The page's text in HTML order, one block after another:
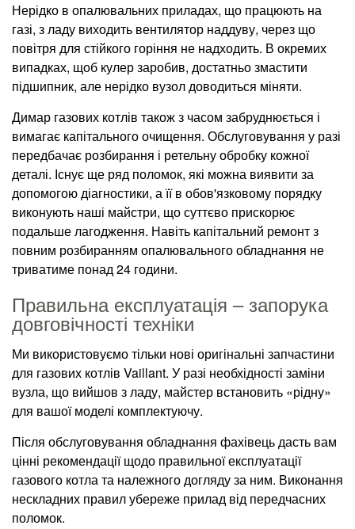
Нерідко в опалювальних приладах, що працюють на
газі, з ладу виходить вентилятор наддуву, через що
повітря для стійкого горіння не надходить. В окремих
випадках, щоб кулер заробив, достатньо змастити
підшипник, але нерідко вузол доводиться міняти.
Димар газових котлів також з часом забруднюється і
вимагає капітального очищення. Обслуговування у разі
передбачає розбирання і ретельну обробку кожної
деталі. Існує ще ряд поломок, які можна виявити за
допомогою діагностики, а її в обов'язковому порядку
виконують наші майстри, що суттєво прискорює
подальше лагодження. Навіть капітальний ремонт з
повним розбиранням опалювального обладнання не
триватиме понад 24 години.
Правильна експлуатація – запорука
довговічності техніки
Ми використовуємо тільки нові оригінальні запчастини
для газових котлів Vaillant. У разі необхідності заміни
вузла, що вийшов з ладу, майстер встановить «рідну»
для вашої моделі комплектуючу.
Після обслуговування обладнання фахівець дасть вам
цінні рекомендації щодо правильної експлуатації
газового котла та належного догляду за ним. Виконання
нескладних правил убереже прилад від передчасних
поломок.